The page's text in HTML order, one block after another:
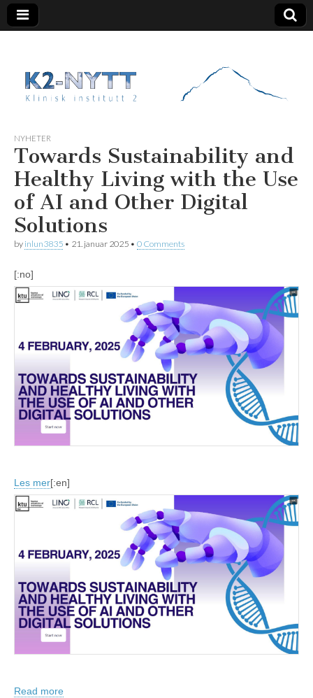
K2 Nytt
NYHETER
Towards Sustainability and
Healthy Living with the Use
of AI and Other Digital
Solutions
by inlun3835 • 21. januar 2025 • 0 Comments
[:no]
Les mer[:en]
Read more